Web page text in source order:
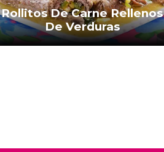
Rollitos De Carne Rellenos
De Verduras